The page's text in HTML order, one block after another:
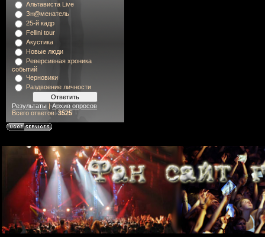
Альтависта Live
Зн@менатель
25-й кадр
Fellini tour
Акустика
Новые люди
Реверсивная хроника
событий
Черновики
Раздвоение личности
Результаты |Архив опросов
Всего ответов:3525